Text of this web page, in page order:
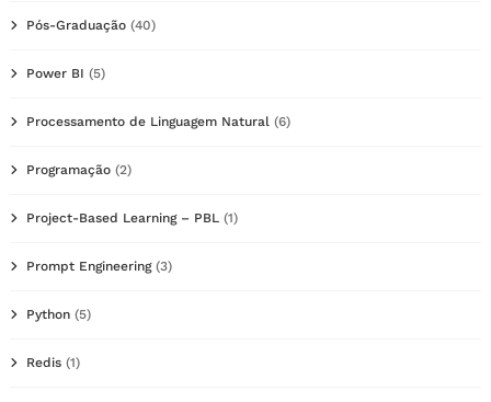
Pós-Graduação (40)
Power BI (5)
Processamento de Linguagem Natural (6)
Programação (2)
Project-Based Learning – PBL (1)
Prompt Engineering(3)
Python (5)
Redis (1)